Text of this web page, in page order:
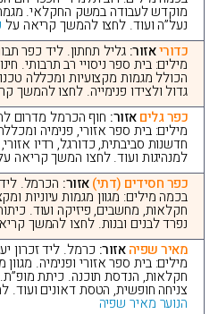
מוקדש לעבודה במשק החקלאי. מגמת
נעל”ה ועוד. לחצו להמשך קריאה על
כדוריאזור: גליל תחתון. ליד כפר
מילים: בית ספר ניסויי רב תרבותי.
הכולל מגמות מקצועיות ומכללה
גדול ולצידו פנימייה. לחצו להמשך
כפר גליםאזור: חוף הכרמל מדרום
מילים: בית ספר אזורי, פנימיה
חדשנות סביבתית, כדורגל, רדיו
למנהיגות ועוד. לחצו המשך קריאה
כפר חסידים (דתי)אזור: הכרמל. ליד
בכמה מילים: מגוון מגמות עיוניות
חקלאות, מחשבים, פיזיקה ועוד.
נפרד לבנים ובנות. לחצו להמשך
מאיר שפיהאזור: כרמל. ליד זכרון
מילים: בית ספר אזורי ופנימיה. מגוון
חקלאות, הנדסת תוכנה. כיתת
צניחה חופשית, הטסת דאונים
הנוער מאיר שפיה